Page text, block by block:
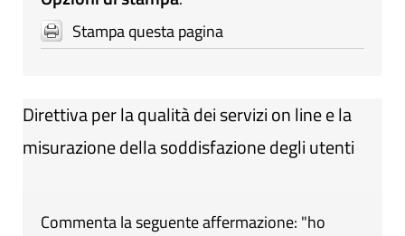
Stampa questa pagina
Direttiva per la qualità dei servizi on line e la
misurazione della soddisfazione degli utenti
Commenta la seguente affermazione: "ho